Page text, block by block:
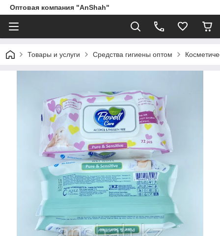
Оптовая компания "AnShah"
Товары и услуги Средства гигиены оптом